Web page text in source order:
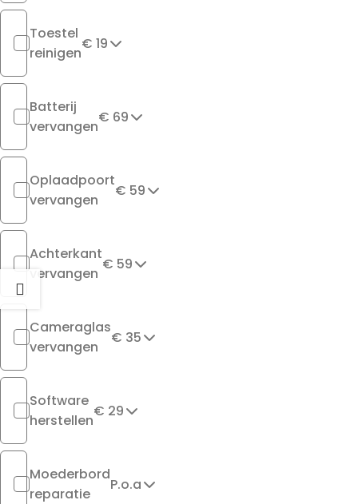
Toestel
reinigen
€ 19
Batterij
vervangen
€ 69
Oplaadpoort
vervangen
€ 59
Achterkant
vervangen
€ 59
Cameraglas
vervangen
€ 35
Software
herstellen
€ 29
Moederbord
reparatie
P.o.a